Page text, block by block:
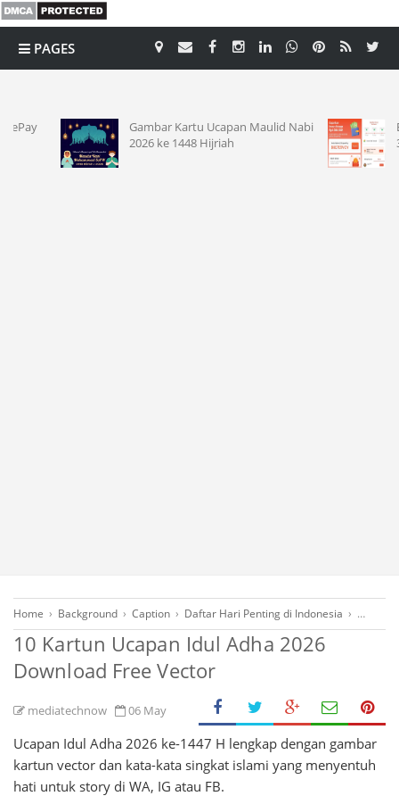
PAGES
Gambar Kartu Ucapan Maulid Nabi
2026 ke 1448 Hijriah
Event
31
Home › Background › Caption › Daftar Hari Penting di Indonesia › Desain
10 Kartun Ucapan Idul Adha 2026
Download Free Vector
mediatechnow 06 May
Ucapan Idul Adha 2026 ke-1447 H lengkap dengan gambar
kartun vector dan kata-kata singkat islami yang menyentuh
hati untuk story di WA, IG atau FB.